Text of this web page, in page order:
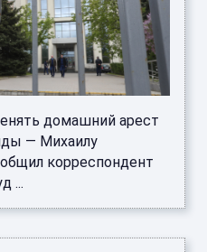
домашний арест
— Михаилу
корреспондент
...